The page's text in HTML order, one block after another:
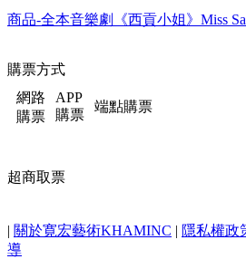
商品-全本音樂劇《西貢小姐》Miss
購票方式
網路
購票
APP
購票
端點購票
超商取票
| 關於寛宏藝術KHAMINC | 隱私權政
導